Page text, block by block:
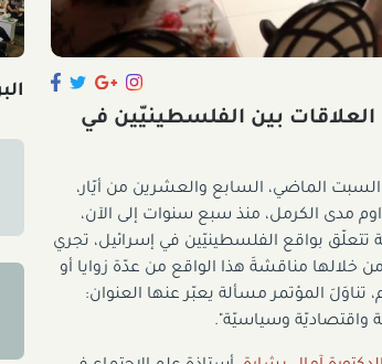
يَختتم مؤتمره السنويّ للعام 2023 حول العلاقات بين الفلسطينيّين في
السبت الماضي، السابع والعشرين من أيّار،
الناصرة. يداوم مدى الكرمل، منذ سبع سنوات إلى الآن،
بواقع الفلسطينيّين في إسرائيل، تجري
خلالها مناقشةَ هذا الواقع من عدّة زوايا أو
تناوَلَ المؤتمر مسألة يعبّر عنها العنوان:
واقتصاديّة وسياسيّة".